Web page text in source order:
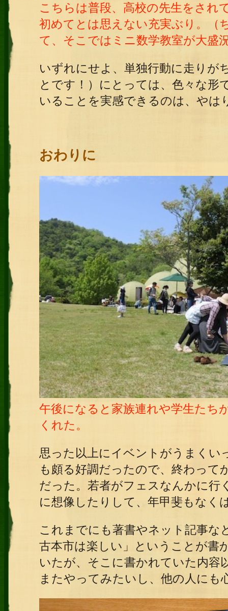
こちらは普段、高校の先生をされ
初めてとは思えない充実ぶり。（
て、そこではミニ数学教室が大盛
いずれにせよ、単独行動に走りが
とです！）にとっては、色々な形
いることを実感できるのは、やは
おわりに
午後になると家族連れや学生たち
くれた。
思った以上にイベントがうまくい
も頗る好調だったので、終わって
だった。若者がフェスなんかに行
に想像したりして、年甲斐もなく
これまでにも著書やネット記事な
古本市は楽しい」ということが書
いたが、そこに書かれていた内容
またやってみたいし、他の人にも